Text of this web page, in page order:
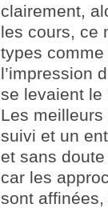
clairement,
les cours, ce
types
l’impression
se levaient le
Les
suivi et un
et sans
car les
sont affinées,